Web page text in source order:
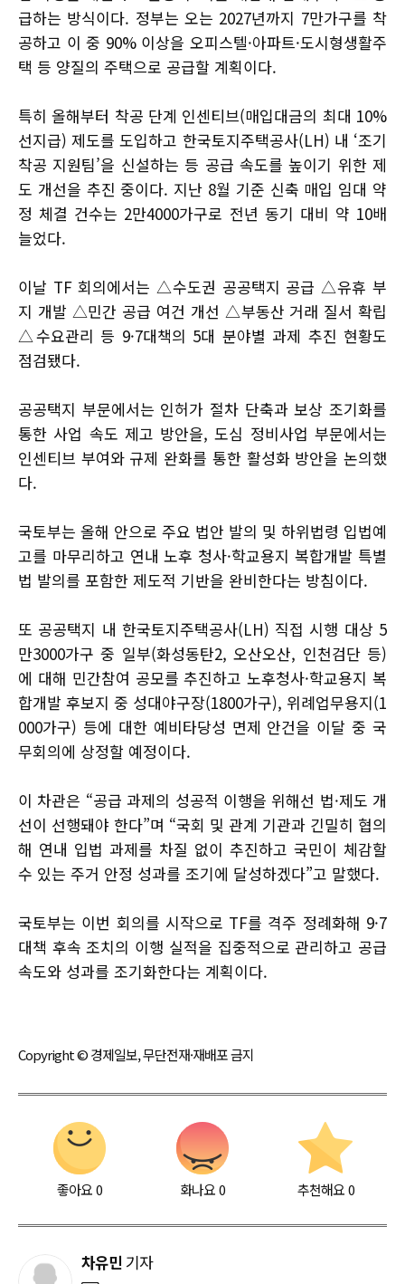
급하는 방식이다. 정부는 오는 2027년까지 7만가구를 착
공하고 이 중 90% 이상을 오피스텔·아파트·도시형생활주
택 등 양질의 주택으로 공급할 계획이다.
특히 올해부터 착공 단계 인센티브(매입대금의 최대 10%
선지급) 제도를 도입하고 한국토지주택공사(LH) 내 ‘조기
착공 지원팀’을 신설하는 등 공급 속도를 높이기 위한 제
도 개선을 추진 중이다. 지난 8월 기준 신축 매입 임대 약
정 체결 건수는 2만4000가구로 전년 동기 대비 약 10배
늘었다.
이날 TF 회의에서는 △수도권 공공택지 공급 △유휴 부
지 개발 △민간 공급 여건 개선 △부동산 거래 질서 확립
△수요관리 등 9·7대책의 5대 분야별 과제 추진 현황도
점검됐다.
공공택지 부문에서는 인허가 절차 단축과 보상 조기화를
통한 사업 속도 제고 방안을, 도심 정비사업 부문에서는
인센티브 부여와 규제 완화를 통한 활성화 방안을 논의했
다.
국토부는 올해 안으로 주요 법안 발의 및 하위법령 입법예
고를 마무리하고 연내 노후 청사·학교용지 복합개발 특별
법 발의를 포함한 제도적 기반을 완비한다는 방침이다.
또 공공택지 내 한국토지주택공사(LH) 직접 시행 대상 5
만3000가구 중 일부(화성동탄2, 오산오산, 인천검단 등)
에 대해 민간참여 공모를 추진하고 노후청사·학교용지 복
합개발 후보지 중 성대야구장(1800가구), 위례업무용지(1
000가구) 등에 대한 예비타당성 면제 안건을 이달 중 국
무회의에 상정할 예정이다.
이 차관은 “공급 과제의 성공적 이행을 위해선 법·제도 개
선이 선행돼야 한다”며 “국회 및 관계 기관과 긴밀히 협의
해 연내 입법 과제를 차질 없이 추진하고 국민이 체감할
수 있는 주거 안정 성과를 조기에 달성하겠다”고 말했다.
국토부는 이번 회의를 시작으로 TF를 격주 정례화해 9·7
대책 후속 조치의 이행 실적을 집중적으로 관리하고 공급
속도와 성과를 조기화한다는 계획이다.
Copyright © 경제일보, 무단전재·재배포 금지
좋아요0 화나요0 추천해요 0
차유민 기자